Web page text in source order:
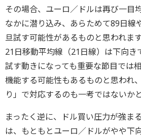
その場合、ユーロ／ドルは再び一目
なかに潜り込み、あらためて89日線
旦試す可能性があるものと思われま
21日移動平均線（21日線）は下向き
試す動きになっても重要な節目では
機能する可能性もあるものと思われ
り」で対応するのも一考ではないか
まったく逆に、ドル買い圧力が強ま
は、もともとユーロ／ドルがやや下